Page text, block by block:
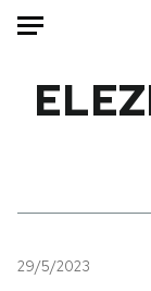
Mondo
Tecnologia
29/5/2023